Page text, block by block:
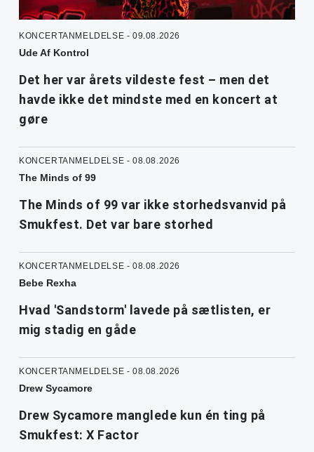
KONCERTANMELDELSE - 09.08.2026
Ude Af Kontrol
Det her var årets vildeste fest – men det
havde ikke det mindste med en koncert at
gøre
KONCERTANMELDELSE - 08.08.2026
The Minds of 99
The Minds of 99 var ikke storhedsvanvid på
Smukfest. Det var bare storhed
KONCERTANMELDELSE - 08.08.2026
Bebe Rexha
Hvad 'Sandstorm' lavede på sætlisten, er
mig stadig en gåde
KONCERTANMELDELSE - 08.08.2026
Drew Sycamore
Drew Sycamore manglede kun én ting på
Smukfest: X Factor